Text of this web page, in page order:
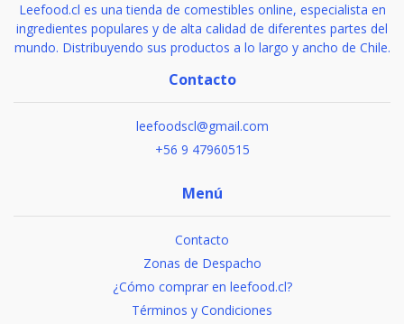
Leefood.cl es una tienda de comestibles online, especialista en
ingredientes populares y de alta calidad de diferentes partes del
mundo. Distribuyendo sus productos a lo largo y ancho de Chile.
Contacto
leefoodscl@gmail.com
+56 9 47960515
Menú
Contacto
Zonas de Despacho
¿Cómo comprar en leefood.cl?
Términos y Condiciones